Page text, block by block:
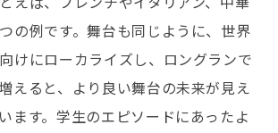
の例です。舞台も同じように、世界
けにローカライズし、ロングランで
えると、より良い舞台の未来が見え
ます。学生のエピソードにあったよ